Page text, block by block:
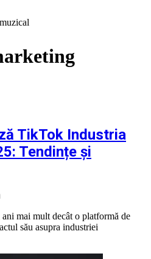
TikTok Industria
Tendințe și
mai mult decât o platformă de
său asupra industriei